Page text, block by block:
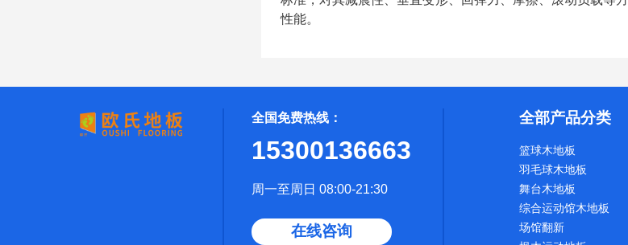
性能。
全国免费热线：
15300136663
周一至周日 08:00-21:30
在线咨询
全部产品分类
篮球木地板
羽毛球木地板
舞台木地板
综合运动馆木地板
场馆翻新